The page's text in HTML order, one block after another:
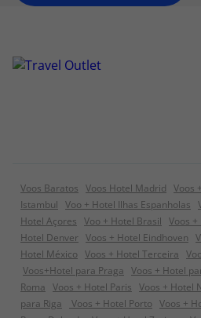
Voos Baratos Voos Hotel Madrid Voos
Istambul Voo + Hotel Ilhas Espanholas
Hotel Açores Voo + Hotel Brasil Voos
Hotel Denver Voos + Hotel Eindhoven
Hotel México Voos + Hotel Terceira
Voos+Hotel para Praga Voos + Hotel
Roma Voos + Hotel Paris Voos + Hotel
para Riga
Voos + Hotel Porto Voos +